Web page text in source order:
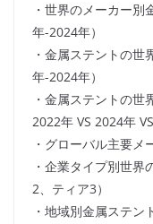
・世界のメーカー
年-2024年）
・金属ステントの
年-2024年）
・金属ステントの世
2022年 VS 2024年
・グローバル主要メ
・企業タイプ別世
2、ティア3）
・地域別金属ステン